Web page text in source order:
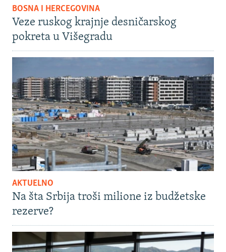
BOSNA I HERCEGOVINA
Veze ruskog krajnje desničarskog
pokreta u Višegradu
AKTUELNO
Na šta Srbija troši milione iz budžetske
rezerve?